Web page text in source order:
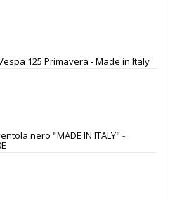
125 Primavera - Made in Italy
nero "MADE IN ITALY" -